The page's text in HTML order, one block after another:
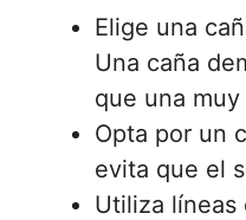
Elige una
Una caña
que una
Opta por un
evita que el
Utiliza